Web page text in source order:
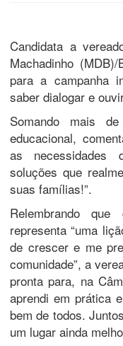
Candidata a
Machadinho
para a campanha
saber dialogar e
Somando mais
educacional,
as necessidades
soluções que
suas famílias!”.
Relembrando
representa “uma
de crescer e me
comunidade”, a
pronta para, na
aprendi em prática
bem de todos.
um lugar ainda